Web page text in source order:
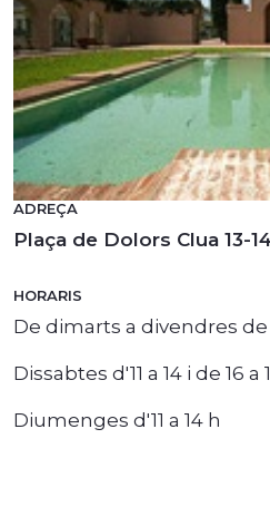
ADREÇA
Plaça de Dolors Clua 13-
HORARIS
De dimarts a divendres de
Dissabtes d'11 a 14 i de 16 a
Diumenges d'11 a 14 h